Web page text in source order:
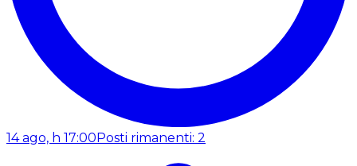
14 ago, h 17:00Posti rimanenti: 2